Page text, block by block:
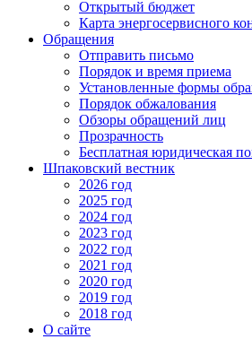
Открытый бюджет
Карта энергосервисного
Обращения
Отправить письмо
Порядок и время приема
Установленные формы
Порядок обжалования
Обзоры обращений лиц
Прозрачность
Бесплатная юридическая
Шпаковский вестник
2026 год
2025 год
2024 год
2023 год
2022 год
2021 год
2020 год
2019 год
2018 год
О сайте